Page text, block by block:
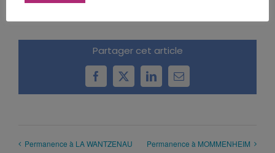
Partager cet article
Facebook
X LinkedInEmail
Permanence à LA WANTZENAU Permanence à MOMMENHEIM